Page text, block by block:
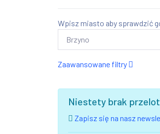
Wpisz miasto aby sprawdzić
Zaawansowane filtry
Niestety brak
Zapisz się na nasz